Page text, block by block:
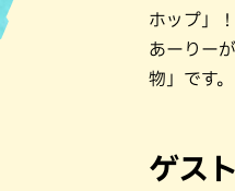
ホップ」
あーりー
物」です。
ゲス